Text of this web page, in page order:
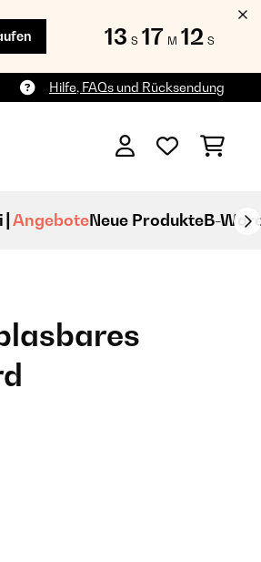
13 S 17 M 11 S
Hilfe, FAQs und Rücksendung
AngeboteNeue ProdukteB-